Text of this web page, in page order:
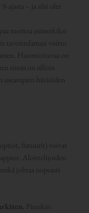
ajasta – ja silti olet
tuottoa esimerkiksi
tavoittelamasi voitto
Huomioitavaa on
sinun on silloin
useampien häviöiden
futuurit) voivat
Aloittelijoiden
johtaa nopeasti
Pienikin